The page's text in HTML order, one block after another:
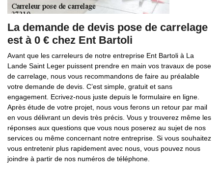
La demande de devis pose de carrelage
est à 0 € chez Ent Bartoli
Avant que les carreleurs de notre entreprise Ent Bartoli à La
Lande Saint Leger puissent prendre en main vos travaux de pose
de carrelage, nous vous recommandons de faire au préalable
votre demande de devis. C’est simple, gratuit et sans
engagement. Ecrivez-nous juste depuis le formulaire en ligne.
Après étude de votre projet, nous vous ferons un retour par mail
en vous délivrant un devis très précis. Vous y trouverez même les
réponses aux questions que vous nous poserez au sujet de nos
services ou même concernant notre entreprise. Si vous souhaitez
vous entretenir plus rapidement avec nous, vous pouvez nous
joindre à partir de nos numéros de téléphone.